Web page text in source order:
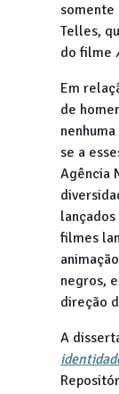
Telles,
do filme
Em
de
se a
Agência
filmes
negros,
direção
A